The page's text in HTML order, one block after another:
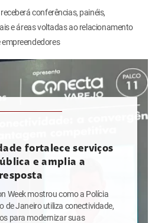
conferências, painéis,
e áreas voltadas ao relacionamento
fortalece serviços
e amplia a
Week mostrou como a Polícia
de Janeiro utiliza conectividade,
para modernizar suas